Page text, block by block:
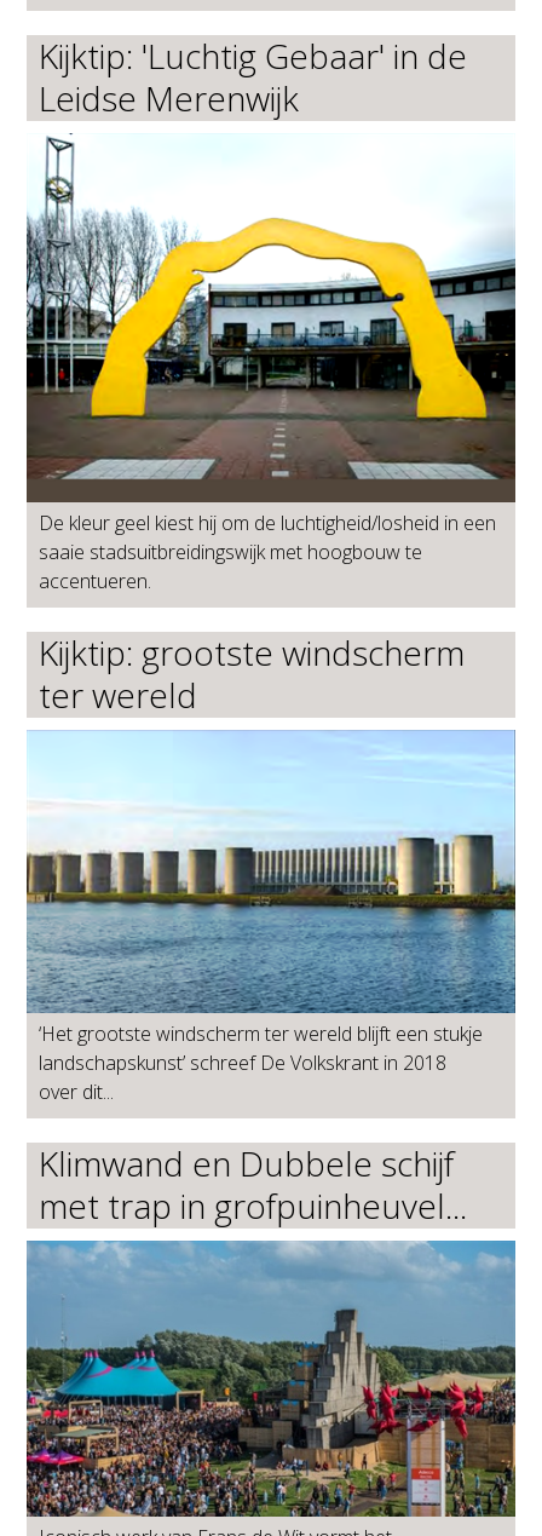
Kijktip: 'Luchtig Gebaar' in de
Leidse Merenwijk
De kleur geel kiest hij om de luchtigheid/losheid in een
saaie stadsuitbreidingswijk met hoogbouw te
accentueren.
Kijktip: grootste windscherm
ter wereld
‘Het grootste windscherm ter wereld blijft een stukje
landschapskunst’ schreef De Volkskrant in 2018
over dit...
Klimwand en Dubbele schijf
met trap in grofpuinheuvel...